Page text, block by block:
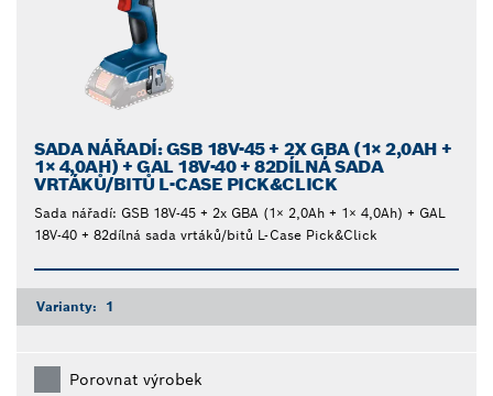
SADA NÁŘADÍ: GSB 18V-45 + 2X GBA (1× 2,0AH +
1× 4,0AH) + GAL 18V-40 + 82DÍLNÁ SADA
VRTÁKŮ/BITŮ L-CASE PICK&CLICK
Sada nářadí: GSB 18V-45 + 2x GBA (1× 2,0Ah + 1× 4,0Ah) + GAL
18V-40 + 82dílná sada vrtáků/bitů L-Case Pick&Click
Varianty: 1
Porovnat výrobek